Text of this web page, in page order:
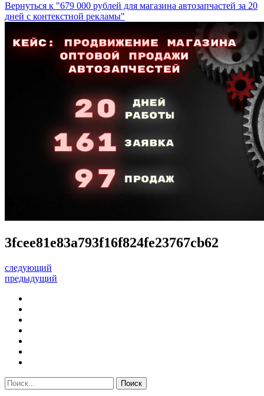
Вернуться к "679 000 рублей для магазина автозапчастей за 20
дней с контекстной рекламы"
3fcee81e83a793f16f824fe23767cb62
следующий
предыдущий